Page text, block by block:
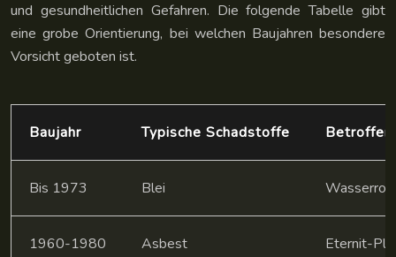
und gesundheitlichen Gefahren. Die folgende Tabelle gibt
eine grobe Orientierung, bei welchen Baujahren besondere
Vorsicht geboten ist.
Baujahr Typische Schadstoffe
Bis 1973 Blei
1960-1980 Asbest Eternit-